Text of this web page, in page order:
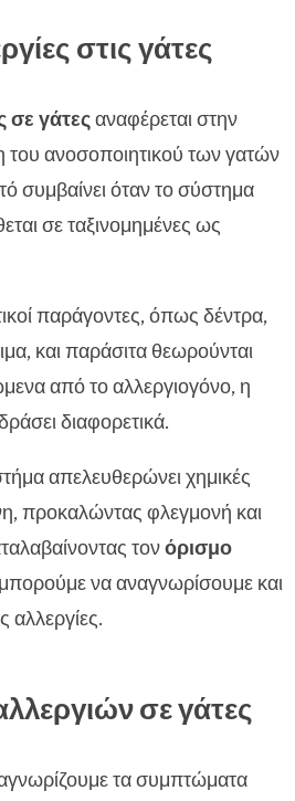
στις γάτες
σε γάτεςαναφέρεται στην
του ανοσοποιητικού των γατών
συμβαίνει όταν το σύστημα
σε ταξινομημένες ως
παράγοντες, όπως δέντρα,
και παράσιτα θεωρούνται
από το αλλεργιογόνο, η
διαφορετικά.
απελευθερώνει χημικές
προκαλώντας φλεγμονή και
τονόρισμο
να αναγνωρίσουμε και
αλλεργίες.
σε γάτες
τα συμπτώματα